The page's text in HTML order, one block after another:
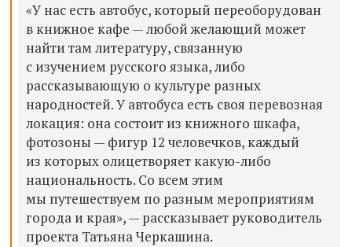
«У нас есть автобус, который переоборудован
в книжное кафе — любой желающий может
найти там литературу, связанную
с изучением русского языка, либо
рассказывающую о культуре разных
народностей. У автобуса есть своя перевозная
локация: она состоит из книжного шкафа,
фотозоны — фигур 12 человечков, каждый
из которых олицетворяет какую-либо
национальность. Со всем этим
мы путешествуем по разным мероприятиям
города и края», — рассказывает руководитель
проекта Татьяна Черкашина.